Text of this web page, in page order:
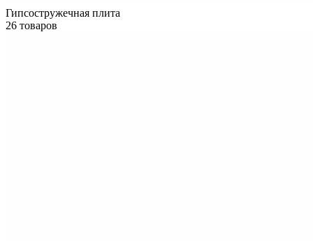
Гипсостружечная плита
26 товаров